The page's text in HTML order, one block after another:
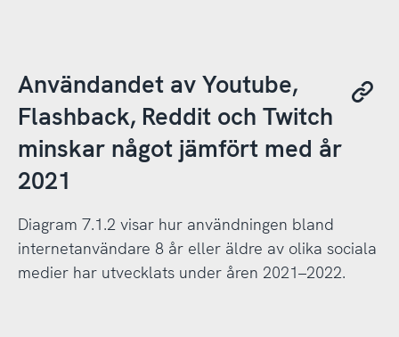
Användandet av Youtube,
Flashback, Reddit och Twitch
minskar något jämfört med år
2021
Diagram 7.1.2 visar hur användningen bland
internetanvändare 8 år eller äldre av olika sociala
medier har utvecklats under åren 2021–2022.